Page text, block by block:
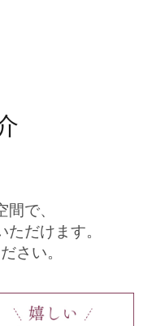
で、
だけます。
さい。